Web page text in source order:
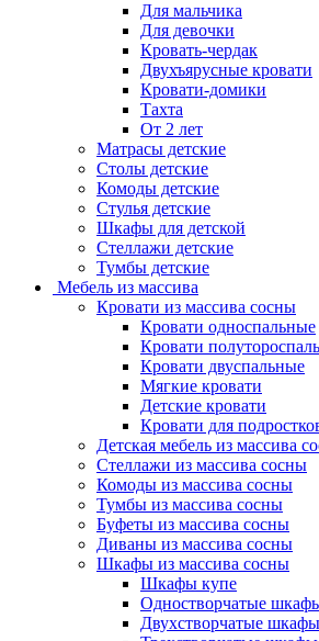
Для мальчика
Для девочки
Кровать-чердак
Двухъярусные кровати
Кровати-домики
Тахта
От 2 лет
Матрасы детские
Столы детские
Комоды детские
Стулья детские
Шкафы для детской
Стеллажи детские
Тумбы детские
Мебель из массива
Кровати из массива сосны
Кровати односпальные
Кровати
Кровати двуспальные
Мягкие кровати
Детские кровати
Кровати для
Детская мебель из массива
Стеллажи из массива сосны
Комоды из массива сосны
Тумбы из массива сосны
Буфеты из массива сосны
Диваны из массива сосны
Шкафы из массива сосны
Шкафы купе
Одностворчатые
Двухстворчатые шкафы